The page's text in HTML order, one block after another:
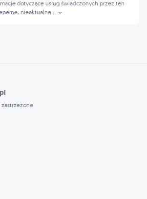
dotyczące usług świadczonych przez ten
nieaktualne